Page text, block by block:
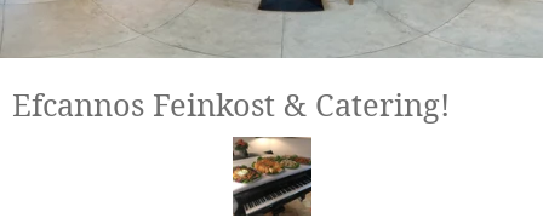
Efcannos Feinkost & Catering!